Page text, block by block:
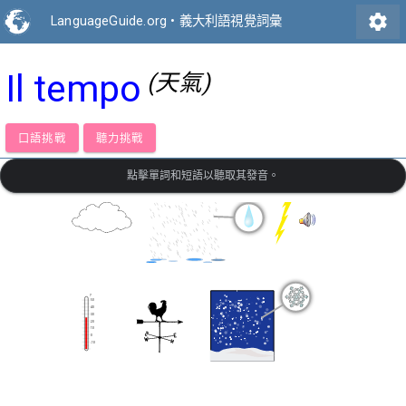
LanguageGuide.org • 義大利語視覺詞彙 settings
Il tempo (天氣)
口語挑戰 聽力挑戰
點擊單詞和短語以聽取其發音。